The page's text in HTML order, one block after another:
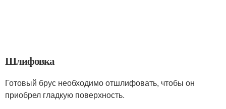
Шлифовка
Готовый брус необходимо отшлифовать, чтобы он
приобрел гладкую поверхность.